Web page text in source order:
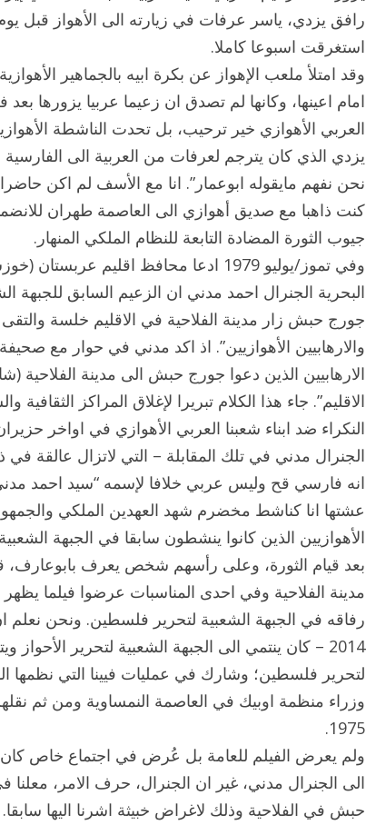
رافق يزدي، ياسر عرفات في زيارته الى الأهواز قبل يوم
استغرقت اسبوعا كاملا.
وقد امتلأ ملعب الإهواز عن بكرة ابيه بالجماهير
امام اعينها، وكانها لم تصدق ان زعيما عربيا يزورها
العربي الأهوازي خير ترحيب، بل تحدت الناشطة
يزدي الذي كان يترجم لعرفات من العربية الى الفارسية
نحن نفهم مايقوله ابوعمار”. انا مع الأسف لم اكن
كنت ذاهبا مع صديق أهوازي الى العاصمة طهران
جيوب الثورة المضادة التابعة للنظام الملكي المنهار.
وفي تموز/يوليو 1979 ادعا محافظ اقليم
البحرية الجنرال احمد مدني ان الزعيم السابق للجبهة
جورج حبش زار مدينة الفلاحية في الاقليم خلسة
والارهابيين الأهوازيين”. اذ اكد مدني في حوار مع صحيفة ”
الارهابيين الذين دعوا جورج حبش الى مدينة الفلاحية
الاقليم”. جاء هذا الكلام تبريرا لإغلاق المراكز
الجنرال مدني في تلك المقابلة – التي لاتزال عالقة في
انه فارسي قح وليس عربي خلافا لإسمه “سيد احمد
عشتها انا كناشط مخضرم شهد العهدين الملكي
الأهوازيين الذين كانوا ينشطون سابقا في الجبهة
بعد قيام الثورة، وعلى رأسهم شخص يعرف بابوعارف،
مدينة الفلاحية وفي احدى المناسبات عرضوا فيلما
رفاقه في الجبهة الشعبية لتحرير فلسطين. ونحن نعلم
2014 – كان ينتمي الى الجبهة الشعبية لتحرير
لتحرير فلسطين؛ وشارك في عمليات فيينا التي نظمها
وزراء منظمة اوبيك في العاصمة النمساوية ومن ثم
1975.
ولم يعرض الفيلم للعامة بل عُرض في اجتماع خاص كان
الى الجنرال مدني، غير ان الجنرال، حرف الامر،
حبش في الفلاحية وذلك لاغراض خبيثة اشرنا اليها